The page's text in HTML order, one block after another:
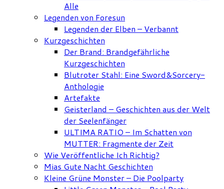
Alle
Legenden von Foresun
Legenden der Elben – Verbannt
Kurzgeschichten
Der Brand: Brandgefährliche
Kurzgeschichten
Blutroter Stahl: Eine Sword&Sorcery-
Anthologie
Artefakte
Geisterland – Geschichten aus der Welt
der Seelenfänger
ULTIMA RATIO – Im Schatten von
MUTTER: Fragmente der Zeit
Wie Veröffentliche Ich Richtig?
Mias Gute Nacht Geschichten
Kleine Grüne Monster – Die Poolparty